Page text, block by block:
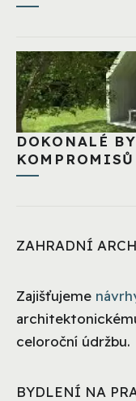
DOKONALÉ
KOMPROMISŮ
ZAHRADNÍ
Zajišťujeme
celoroční údržbu.
BYDLENÍ NA